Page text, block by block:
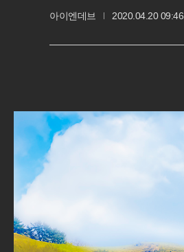
아이엔데브 2020.04.20 09:46